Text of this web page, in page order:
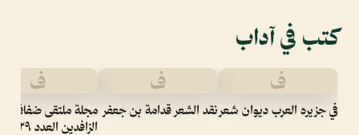
كتب في آداب
ف
في جزيره العرب ديوان شعر
ف
نقد الشعر قدامة بن جعفر
ف
مجلة ملتقى ضفاف
الزافدين العدد ٢٩